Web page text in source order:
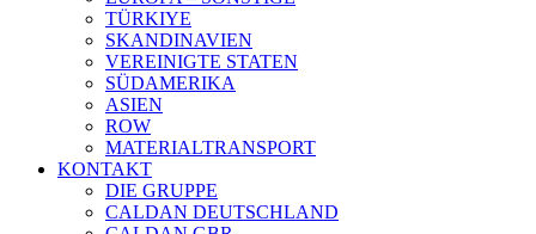
TÜRKIYE
SKANDINAVIEN
VEREINIGTE STATEN
SÜDAMERIKA
ASIEN
ROW
MATERIALTRANSPORT
KONTAKT
DIE GRUPPE
CALDAN DEUTSCHLAND